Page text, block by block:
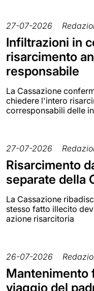
27-07-2026
Infiltrazioni in
risarcimento
responsabile
La Cassazione
chiedere l'intero
corresponsabili delle
27-07-2026
Risarcimento
separate della
La Cassazione
stesso fatto illecito
azione risarcitoria
26-07-2026
Mantenimento
viaggio del